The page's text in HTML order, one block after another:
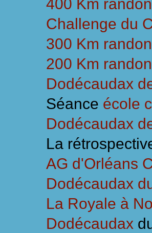
400 Km
Challenge du
300 Km
200 Km
Dodécaudax
Séance école
Dodécaudax
La
AG d'Orléans
Dodécaudax
La Royale à
Dodécaudax